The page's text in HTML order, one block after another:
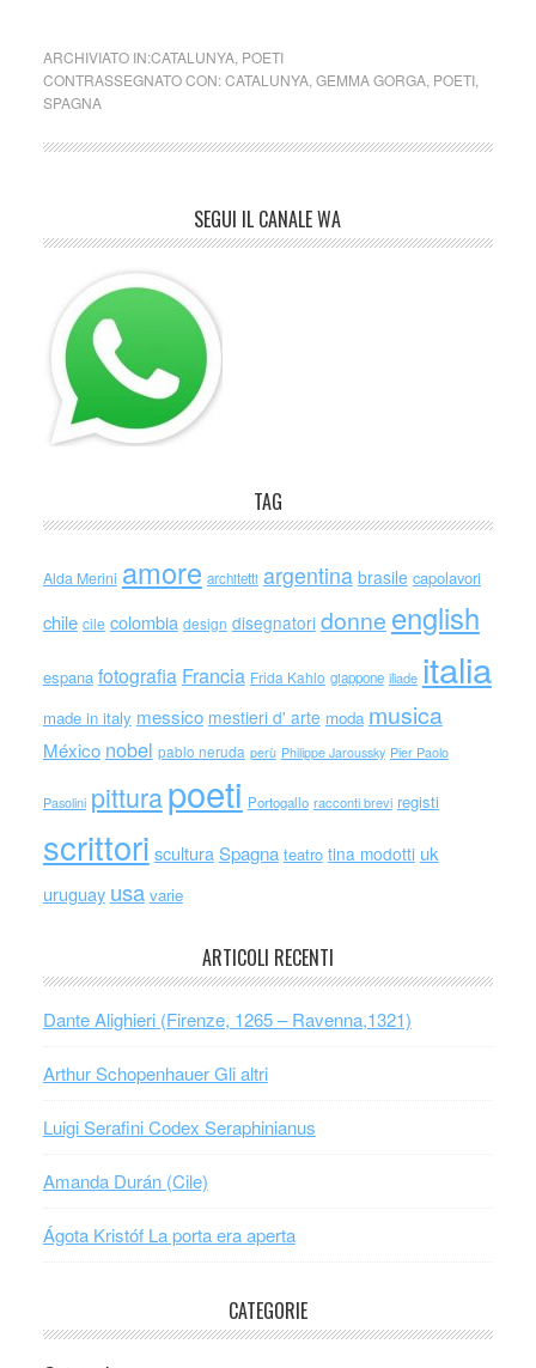
ARCHIVIATO IN:CATALUNYA, POETI
CONTRASSEGNATO CON:CATALUNYA, GEMMA GORGA, POETI,
SPAGNA
SEGUI IL CANALE WA
TAG
Alda Merini amore architetti argentina brasile capolavori
chile cile colombia design disegnatori donne english
espana fotografia Francia Frida Kahlo giappone iliade italia
made in italy messico mestieri d' arte moda musica
México nobel pablo neruda perù Philippe Jaroussky Pier Paolo
Pasolini pitturapoeti Portogallo racconti brevi registi
scrittori scultura Spagna teatro tina modotti uk
uruguay usa varie
ARTICOLI RECENTI
Dante Alighieri (Firenze, 1265 – Ravenna,1321)
Arthur Schopenhauer Gli altri
Luigi Serafini Codex Seraphinianus
Amanda Durán (Cile)
Ágota Kristóf La porta era aperta
CATEGORIE